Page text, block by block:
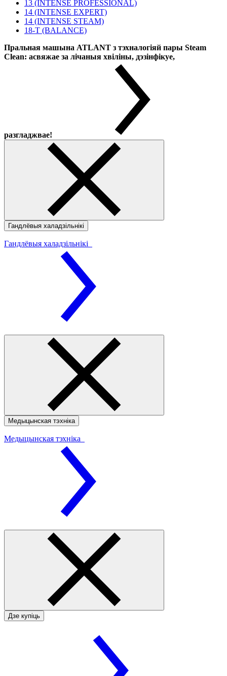
13 (INTENSE PROFESSIONAL)
14 (INTENSE EXPERT)
14 (INTENSE STEAM)
18-T (BALANCE)
Пральная машына ATLANT з тэхналогіяй пары Steam
Clean: асвяжае за лічаныя хвіліны, дэзінфікуе,
разгладжвае!
Гандлёвыя халадзільнікі
Гандлёвыя халадзільнікі
Медыцынская тэхніка
Медыцынская тэхніка
Дзе купіць